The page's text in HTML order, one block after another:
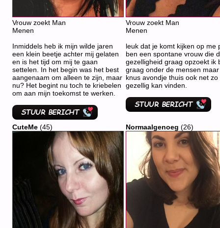
Vrouw zoekt Man
Menen
Inmiddels heb ik mijn wilde jaren
een klein beetje achter mij gelaten
en is het tijd om mij te gaan
settelen. In het begin was het best
aangenaam om alleen te zijn, maar
nu? Het begint nu toch te kriebelen
om aan mijn toekomst te werken.
Vrouw zoekt Man
Menen
leuk dat je komt kijken op me
ben een spontane vrouw die
gezelligheid graag opzoekt ik
graag onder de mensen
knus avondje thuis ook net zo
gezellig kan vinden.
CuteMe (45) Normaalgenoeg (26)